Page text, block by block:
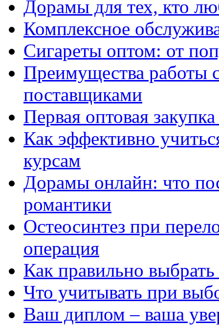
Дорамы для тех, кто
Комплексное
Сигареты оптом: от
Преимущества работы
поставщиками
Первая оптовая
Как эффективно
курсам
Дорамы онлайн: что
романтики
Остеосинтез при
операция
Как правильно
Что учитывать при
Ваш диплом – ваша